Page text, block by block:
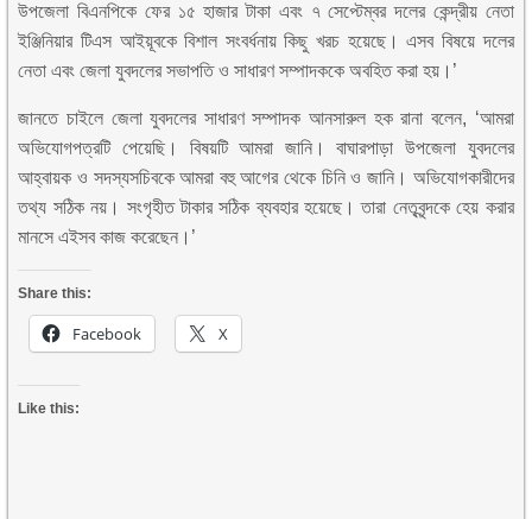
উপজেলা বিএনপিকে ফের ১৫ হাজার টাকা এবং ৭ সেপ্টেম্বর দলের কেন্দ্রীয় নেতা
ইঞ্জিনিয়ার টিএস আইয়ূবকে বিশাল সংবর্ধনায় কিছু খরচ হয়েছে। এসব বিষয়ে দলের
নেতা এবং জেলা যুবদলের সভাপতি ও সাধারণ সম্পাদককে অবহিত করা হয়।’
জানতে চাইলে জেলা যুবদলের সাধারণ সম্পাদক আনসারুল হক রানা বলেন, ‘আমরা
অভিযোগপত্রটি পেয়েছি। বিষয়টি আমরা জানি। বাঘারপাড়া উপজেলা যুবদলের
আহ্বায়ক ও সদস্যসচিবকে আমরা বহু আগের থেকে চিনি ও জানি। অভিযোগকারীদের
তথ্য সঠিক নয়। সংগৃহীত টাকার সঠিক ব্যবহার হয়েছে। তারা নেতৃবৃন্দকে হেয় করার
মানসে এইসব কাজ করেছেন।’
Share this:
Facebook X
Like this: